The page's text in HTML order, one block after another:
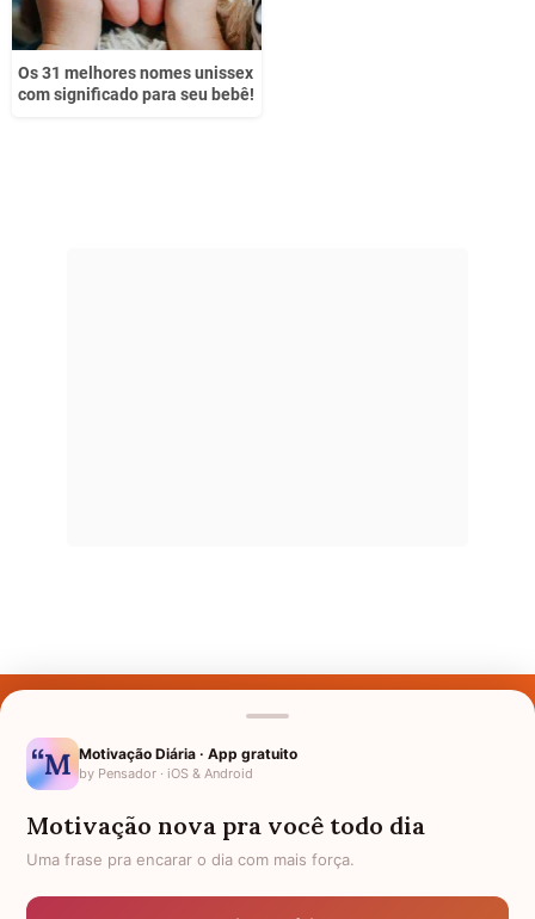
Os 31 melhores nomes unissex
com significado para seu bebê!
Nomes pelo Mundo
Política de Privacidade
Motivação Diária · App gratuito
by Pensador · iOS & Android
Motivação nova pra você todo dia
Uma frase pra encarar o dia com mais força.